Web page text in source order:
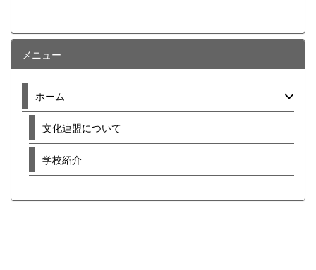
メニュー
ホーム
文化連盟について
学校紹介